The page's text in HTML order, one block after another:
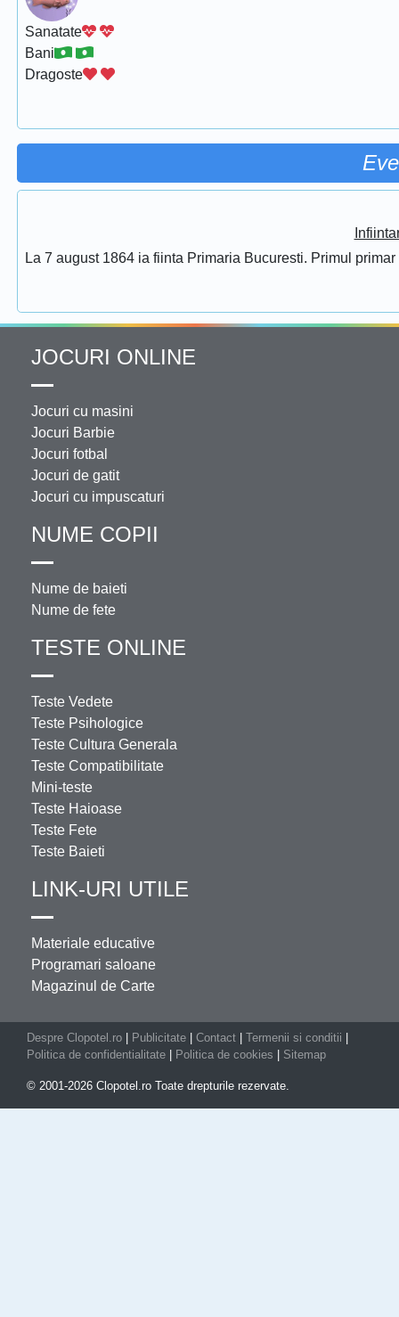
Sanatate
Bani
Dragoste
La 7 august 1864 ia fiinta Primaria Bucuresti. Primul
JOCURI ONLINE
Jocuri cu masini
Jocuri Barbie
Jocuri fotbal
Jocuri de gatit
Jocuri cu impuscaturi
NUME COPII
Nume de baieti
Nume de fete
TESTE ONLINE
Teste Vedete
Teste Psihologice
Teste Cultura Generala
Teste Compatibilitate
Mini-teste
Teste Haioase
Teste Fete
Teste Baieti
LINK-URI UTILE
Materiale educative
Programari saloane
Magazinul de Carte
Despre Clopotel.ro Publicitate Contact Termenii si conditii
Politica de confidentialitate
Politica de cookies Sitemap
© 2001-2026 Clopotel.ro Toate drepturile rezervate.